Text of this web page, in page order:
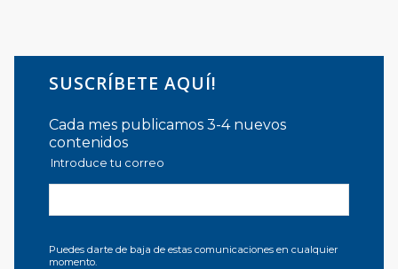
SUSCRÍBETE AQUÍ!
Cada mes publicamos 3-4 nuevos
contenidos
Introduce tu correo
Puedes darte de baja de estas comunicaciones en cualquier
momento.